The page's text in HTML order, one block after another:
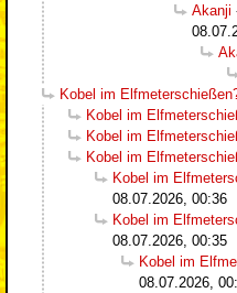
Akanji
Kobel im
Kobel im
Kobel im
Kobel im
Kobel im
08.07.2026, 00:36
Kobel im
08.07.2026, 00:35
Kobel im
08.07.2026,